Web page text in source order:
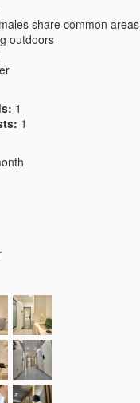
share common areas
outdoors
1
1